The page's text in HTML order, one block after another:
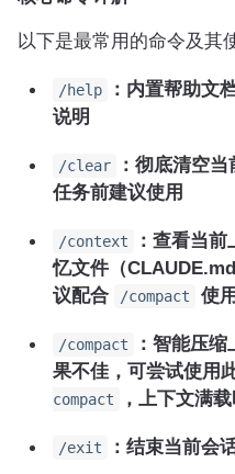
以下是最常用的命令及其
/help
：内置帮助文
说明
/clear
：彻底清空
任务前建议使用
/context
：查看当
忆文件（
议配合
/compact 使用
/compact
：智能压
果不佳，可尝试使用
compact
，上下文满
/exit ：结束当前会